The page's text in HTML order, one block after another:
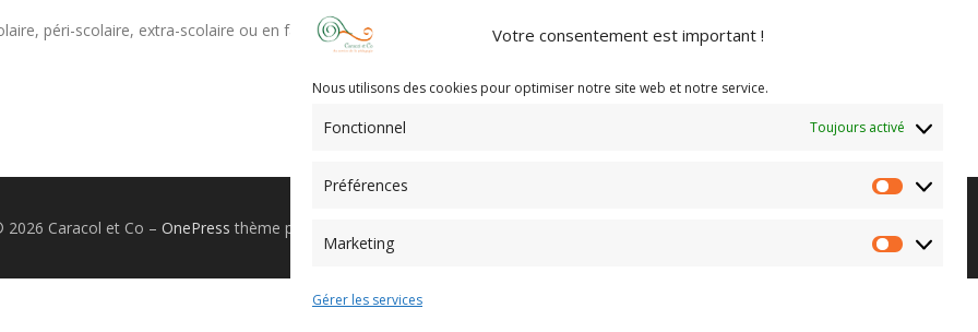
Votre consentement est important !
Nous utilisons des cookies pour optimiser notre site web et notre service.
Fonctionnel Toujours activé
Préférences
Marketing
Marketing
Gérer les services
péri-scolaire, extra-scolaire ou en famille.
2026 Caracol et Co – OnePress thème par FameThemes. Traduit par Wp Trads.